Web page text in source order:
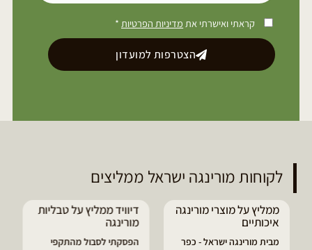
קראתי ואישרתי את מדיניות הפרטיות*
הצטרפות למועדון
לקוחות מורינגה ישראל ממליצים
ממליץ על מוצרי מורינגה
איכותיים
מבית מורינגה ישראל - כפר
דיוויד ממליץ על טבליות
מורינגה
הפסקתי לסבול מהתקפי